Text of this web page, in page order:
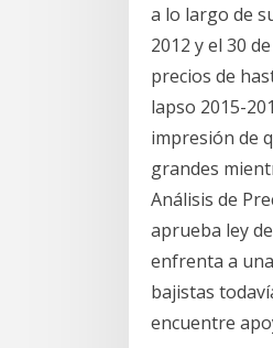
a lo largo de
2012 y el 30
precios de
lapso 2015-
impresión de
grandes
Análisis de
aprueba ley
enfrenta a
bajistas
encuentre